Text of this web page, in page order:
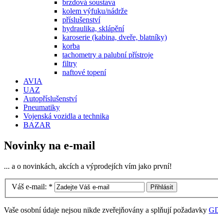
brzdová soustava
kolem výfuku/nádrže
příslušenství
hydraulika, sklápění
karoserie (kabina, dveře, blatníky)
korba
tachometry a palubní přístroje
filtry
naftové topení
AVIA
UAZ
Autopříslušenství
Pneumatiky
Vojenská vozidla a technika
BAZAR
Novinky na e-mail
... a o novinkách, akcích a výprodejích vím jako první!
Váš e-mail: *
Vaše osobní údaje nejsou nikde zveřejňovány a splňují požadavky